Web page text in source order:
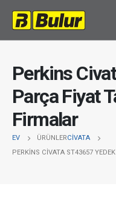
Perkins
Parça Fiyat
Firmalar
EV ÜRÜNLERCIVATA
PERKINS CIVATA ST43657